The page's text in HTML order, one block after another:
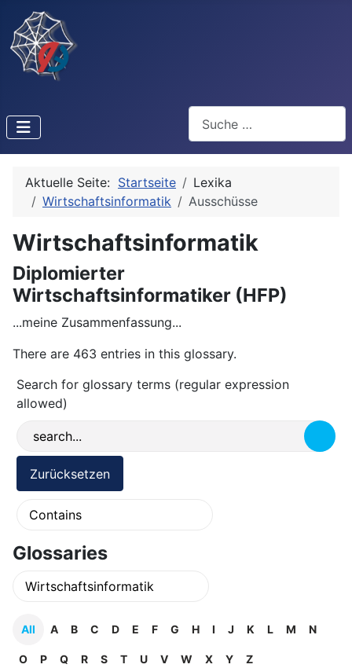
Aktuelle Seite: Startseite
Lexika
Wirtschaftsinformatik
Ausschüsse
Wirtschaftsinformatik
Diplomierter
Wirtschaftsinformatiker (HFP)
...meine Zusammenfassung...
There are 463 entries in this glossary.
Search for glossary terms (regular expression
allowed)
Glossaries
All A B C D E F G H I J K L M N
O P Q R S T U V W X Y Z